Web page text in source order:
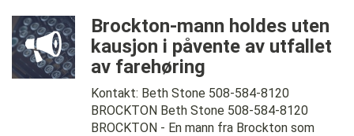
Brockton-mann holdes uten
kausjon i påvente av utfallet
av farehøring
Kontakt: Beth Stone 508-584-8120
BROCKTON Beth Stone 508-584-8120
BROCKTON - En mann fra Brockton som